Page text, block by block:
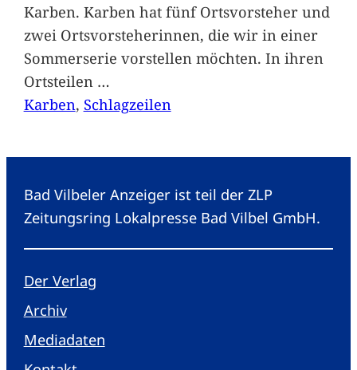
Karben. Karben hat fünf Ortsvorsteher und
zwei Ortsvorsteherinnen, die wir in einer
Sommerserie vorstellen möchten. In ihren
Ortsteilen …
Karben, Schlagzeilen
Bad Vilbeler Anzeiger ist teil der ZLP
Zeitungsring Lokalpresse Bad Vilbel GmbH.
Der Verlag
Archiv
Mediadaten